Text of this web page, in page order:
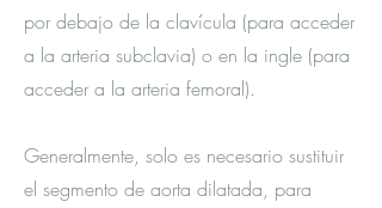
por debajo de la clavícula (para acceder
a la arteria subclavia) o en la ingle (para
acceder a la arteria femoral).
Generalmente, solo es necesario sustituir
el segmento de aorta dilatada, para